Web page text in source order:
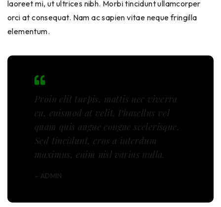
laoreet mi, ut ultrices nibh. Morbi tincidunt ullamcorper
orci at consequat. Nam ac sapien vitae neque fringilla
elementum.
Proin elit turpis, mattis nec viverra
eu, euismod at velit. Phasellus vel
quam quis augue congue scelerisque.
Sed tincidunt, eros a interdum
maximus, enim nisl varius nulla.
– ADMIN